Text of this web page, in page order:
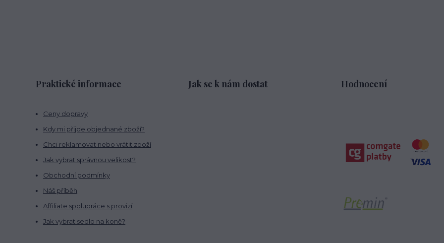
Praktické informace
Ceny dopravy
Kdy mi přijde objednané zboží?
Chci reklamovat nebo vrátit zboží
Jak vybrat správnou velikost?
Obchodní podmínky
Náš příběh
Affiliate spolupráce s provizí
Jak vybrat sedlo na koně?
Jak se k nám dostat Hodnocení